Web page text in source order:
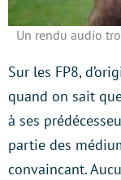
Un rendu audio
Sur les FP8,
quand on sait
à ses
partie des
convaincant.